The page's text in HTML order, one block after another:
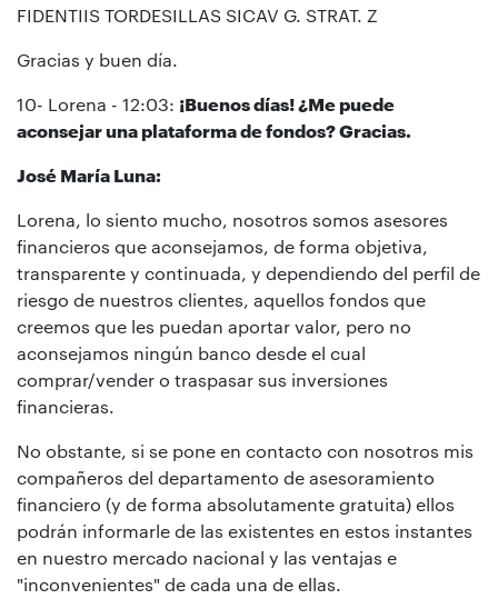
FIDENTIIS TORDESILLAS SICAV G. STRAT. Z
Gracias y buen día.
10- Lorena - 12:03: ¡Buenos días! ¿Me puede
aconsejar una plataforma de fondos? Gracias.
José María Luna:
Lorena, lo siento mucho, nosotros somos asesores
financieros que aconsejamos, de forma objetiva,
transparente y continuada, y dependiendo del perfil de
riesgo de nuestros clientes, aquellos fondos que
creemos que les puedan aportar valor, pero no
aconsejamos ningún banco desde el cual
comprar/vender o traspasar sus inversiones
financieras.
No obstante, si se pone en contacto con nosotros mis
compañeros del departamento de asesoramiento
financiero (y de forma absolutamente gratuita) ellos
podrán informarle de las existentes en estos instantes
en nuestro mercado nacional y las ventajas e
"inconvenientes" de cada una de ellas.